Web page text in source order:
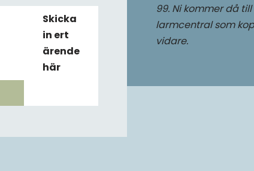
Skicka
in ert
ärende
här
99. Ni kommer då
larmcentral som
vidare.